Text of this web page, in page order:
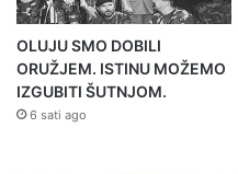
OLUJU SMO DOBILI
ORUŽJEM. ISTINU MOŽEMO
IZGUBITI ŠUTNJOM.
6 sati ago